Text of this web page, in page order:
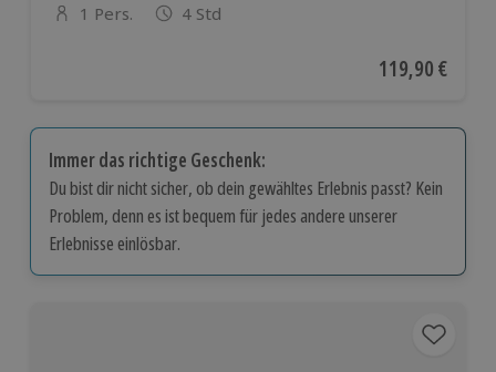
Anzahl der Teilnehmer
1 Pers. 4 Std
Aktueller Preis
119,90 €
Immer das richtige Geschenk:
Du bist dir nicht sicher, ob dein gewähltes Erlebnis passt? Kein
Problem, denn es ist bequem für jedes andere unserer
Erlebnisse einlösbar.